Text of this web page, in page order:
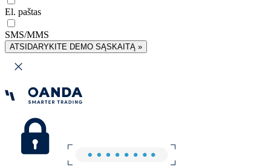
El. paštas
SMS/MMS
ATSIDARYKITE DEMO SĄSKAITĄ »